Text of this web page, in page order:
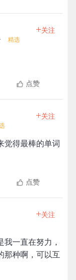
精选
+关注
点赞
+关注
觉得最棒的单词
点赞
+关注
一直在努力，
那种啊，可以互